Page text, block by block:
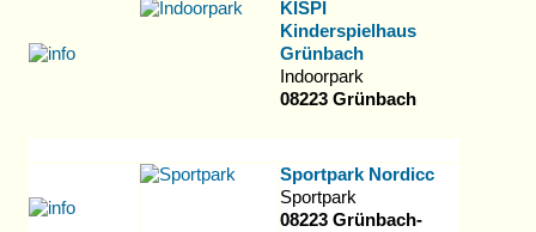
KISPI
Kinderspielhaus
Grünbach
Indoorpark
08223 Grünbach
Sportpark Nordicc
Sportpark
08223 Grünbach-